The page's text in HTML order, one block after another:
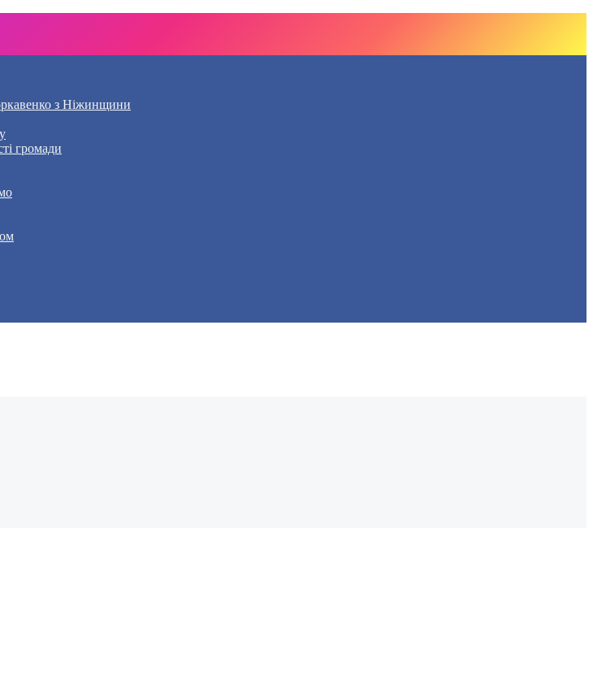
з Ніжинщини
громади